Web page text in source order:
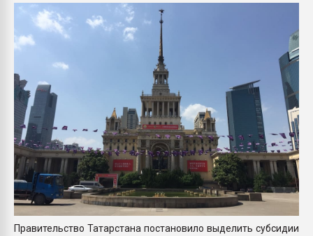
Правительство Татарстана постановило выделить субсидии